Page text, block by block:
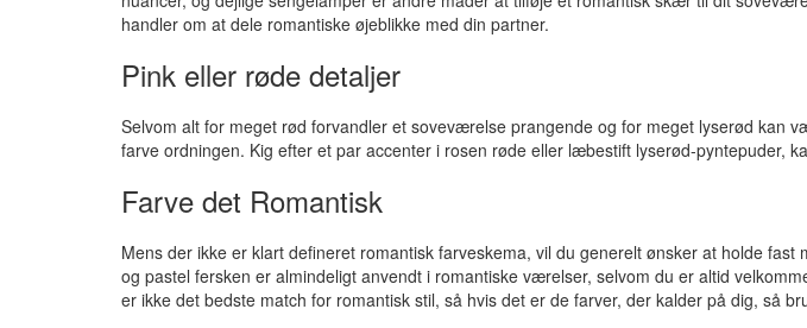
handler om at dele romantiske øjeblikke med din partner.
Pink eller røde detaljer
Selvom alt for meget rød forvandler et soveværelse prangende og for meget lyserød kan
farve ordningen. Kig efter et par accenter i rosen røde eller læbestift lyserød-pyntepuder,
Farve det Romantisk
Mens der ikke er klart defineret romantisk farveskema, vil du generelt ønsker at holde
og pastel fersken er almindeligt anvendt i romantiske værelser, selvom du er altid
er ikke det bedste match for romantisk stil, så hvis det er de farver, der kalder på dig, så